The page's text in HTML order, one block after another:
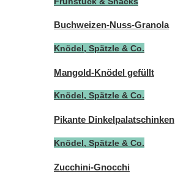
Buchweizen-Nuss-Granola
Knödel, Spätzle & Co.
Mangold-Knödel gefüllt
Knödel, Spätzle & Co.
Pikante Dinkelpalatschinken
Knödel, Spätzle & Co.
Zucchini-Gnocchi